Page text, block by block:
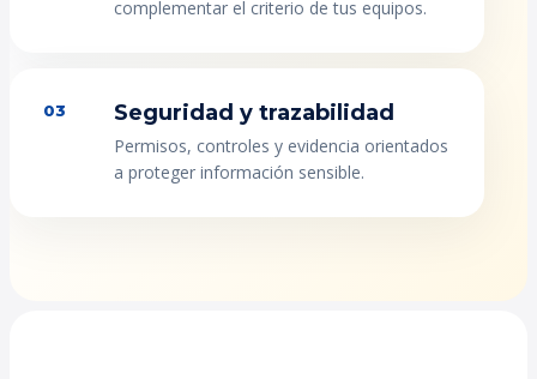
complementar el criterio de tus equipos.
03 Seguridad y trazabilidad
Permisos, controles y evidencia orientados
a proteger información sensible.